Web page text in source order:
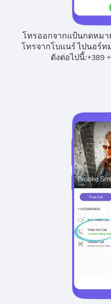
โทรออกจากแป้นกดหมา
โทรจากโบแนร์ ไปนอร์ท
ดังต่อไปนี้:+389 +